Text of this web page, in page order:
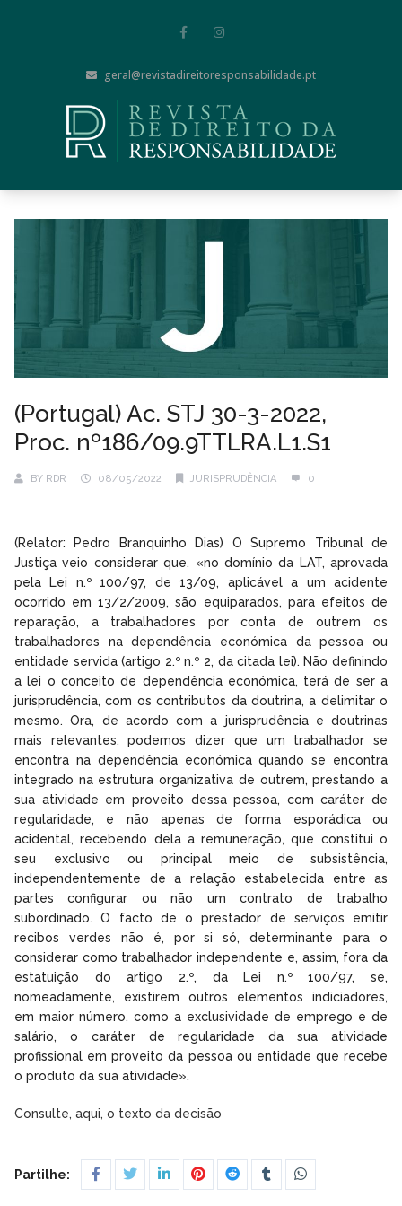
geral@revistadireitoresponsabilidade.pt
(Portugal) Ac. STJ 30-3-2022,
Proc. nº186/09.9TTLRA.L1.S1
BY RDR 08/05/2022 JURISPRUDÊNCIA 0
(Relator: Pedro Branquinho Dias) O Supremo Tribunal de
Justiça veio considerar que, «no domínio da LAT, aprovada
pela Lei n.º 100/97, de 13/09, aplicável a um acidente
ocorrido em 13/2/2009, são equiparados, para efeitos de
reparação, a trabalhadores por conta de outrem os
trabalhadores na dependência económica da pessoa ou
entidade servida (artigo 2.º n.º 2, da citada lei). Não definindo
a lei o conceito de dependência económica, terá de ser a
jurisprudência, com os contributos da doutrina, a delimitar o
mesmo. Ora, de acordo com a jurisprudência e doutrinas
mais relevantes, podemos dizer que um trabalhador se
encontra na dependência económica quando se encontra
integrado na estrutura organizativa de outrem, prestando a
sua atividade em proveito dessa pessoa, com caráter de
regularidade, e não apenas de forma esporádica ou
acidental, recebendo dela a remuneração, que constitui o
seu exclusivo ou principal meio de subsistência,
independentemente de a relação estabelecida entre as
partes configurar ou não um contrato de trabalho
subordinado. O facto de o prestador de serviços emitir
recibos verdes não é, por si só, determinante para o
considerar como trabalhador independente e, assim, fora da
estatuição do artigo 2.º, da Lei n.º 100/97, se,
nomeadamente, existirem outros elementos indiciadores,
em maior número, como a exclusividade de emprego e de
salário, o caráter de regularidade da sua atividade
profissional em proveito da pessoa ou entidade que recebe
o produto da sua atividade».
Consulte, aqui, o texto da decisão
Partilhe: